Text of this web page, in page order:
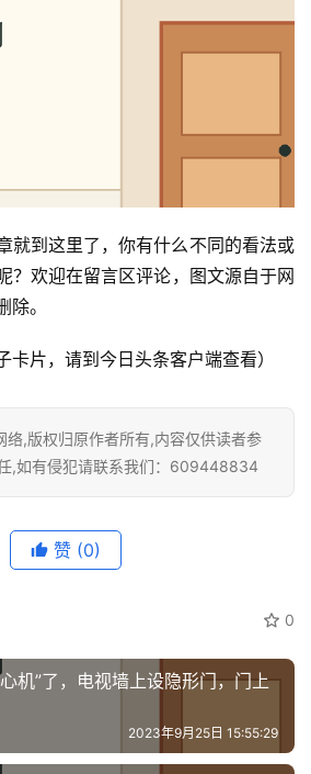
就到这里了，你有什么不同的看法或
？欢迎在留言区评论，图文源自于网
。
卡片，请到今日头条客户端查看）
络,版权归原作者所有,内容仅供读者参
,如有侵犯请联系我们：609448834
赞 (0)
0
机”了，电视墙上设隐形门，门上
2023年9月25日 15:55:29